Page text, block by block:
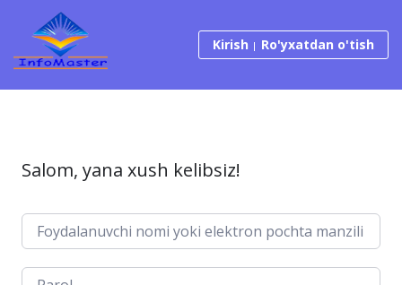
Tarkibga o‘tish
Kirish Ro'yxatdan o'tish
Salom, yana xush kelibsiz!